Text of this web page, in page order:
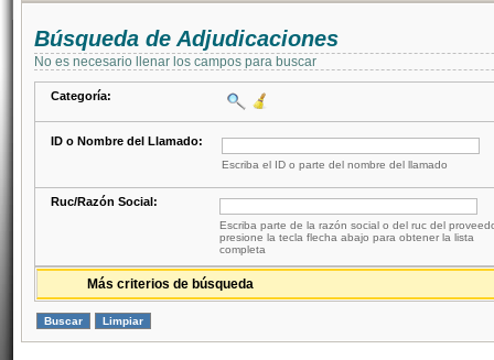
Búsqueda de Adjudicaciones
No es necesario llenar los campos para buscar
Categoría:
ID o Nombre del Llamado:
Escriba el ID o parte del nombre del llamado
Ruc/Razón Social:
Escriba parte de la razón social o del ruc del
presione la tecla flecha abajo para obtener la lista
completa
Más criterios de búsqueda